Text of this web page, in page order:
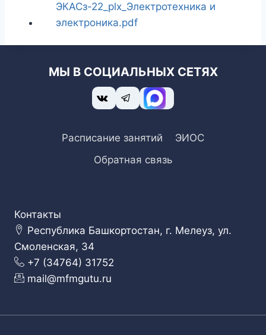
ЭКАСз-22_plx_Электротехника и
электроника.pdf
МЫ В СОЦИАЛЬНЫХ СЕТЯХ
Расписание занятий
ЭИОС
Обратная связь
Контакты
Республика Башкортостан, г. Мелеуз, ул.
Смоленская, 34
+7 (34764) 31752
mail@mfmgutu.ru